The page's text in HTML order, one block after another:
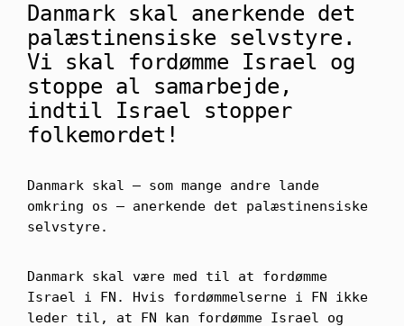
Danmark skal anerkende det
palæstinensiske selvstyre.
Vi skal fordømme Israel og
stoppe al samarbejde,
indtil Israel stopper
folkemordet!
Danmark skal – som mange andre lande
omkring os – anerkende det palæstinensiske
selvstyre.
Danmark skal være med til at fordømme
Israel i FN. Hvis fordømmelserne i FN ikke
leder til, at FN kan fordømme Israel og